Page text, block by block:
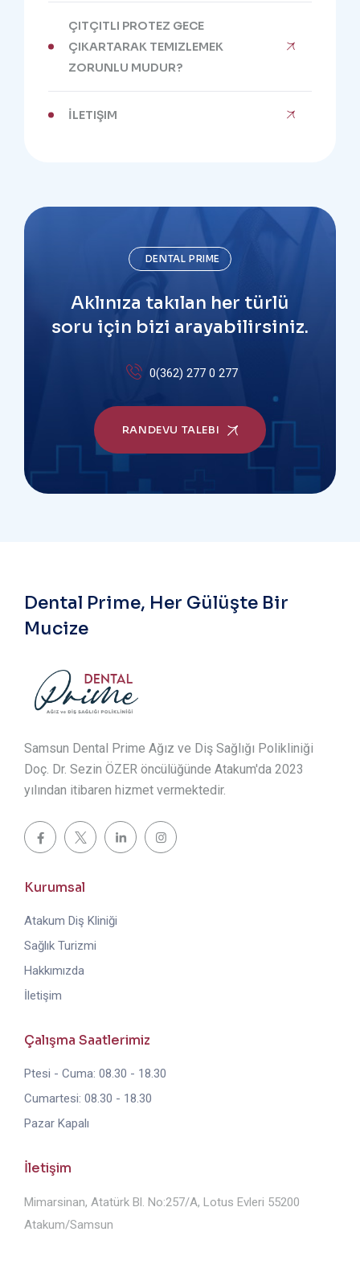
ÇITÇITLI PROTEZ GECE
ÇIKARTARAK TEMIZLEMEK
ZORUNLU MUDUR?
İLETIŞIM
DENTAL PRIME
Aklınıza takılan her türlü
soru için bizi arayabilirsiniz.
0(362) 277 0 277
RANDEVU TALEBI
Dental Prime, Her Gülüşte Bir
Mucize
Samsun Dental Prime Ağız ve Diş Sağlığı Polikliniği
Doç. Dr. Sezin ÖZER öncülüğünde Atakum'da 2023
yılından itibaren hizmet vermektedir.
Kurumsal
Atakum Diş Kliniği
Sağlık Turizmi
Hakkımızda
İletişim
Çalışma Saatlerimiz
Ptesi - Cuma: 08.30 - 18.30
Cumartesi: 08.30 - 18.30
Pazar Kapalı
İletişim
Mimarsinan, Atatürk Bl. No:257/A, Lotus Evleri 55200
Atakum/Samsun